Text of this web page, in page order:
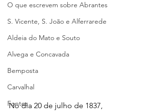
O que escrevem sobre Abrantes
S. Vicente, S. João e Alferrarede
Aldeia do Mato e Souto
Alvega e Concavada
Bemposta
Carvalhal
Fontes
No dia 20 de julho de 1837,